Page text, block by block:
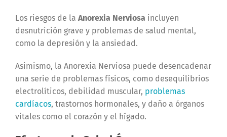
Los riesgos de la Anorexia Nerviosaincluyen
desnutrición grave y problemas de salud mental,
como la depresión y la ansiedad.
Asimismo, la Anorexia Nerviosa puede desencadenar
una serie de problemas físicos, como desequilibrios
electrolíticos, debilidad muscular, problemas
cardíacos, trastornos hormonales, y daño a órganos
vitales como el corazón y el hígado.